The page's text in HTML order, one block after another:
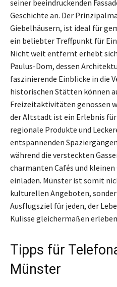
seiner beeindruckenden
Geschichte an. Der
Giebelhäusern, ist ideal für
ein beliebter Treffpunkt für
Nicht weit entfernt erhebt
Paulus-Dom, dessen
faszinierende Einblicke in die
historischen Stätten können
Freizeitaktivitäten genossen
der Altstadt ist ein Erlebnis
regionale Produkte und
entspannenden
während die versteckten
charmanten Cafés und
einladen. Münster ist somit
kulturellen Angeboten,
Ausflugsziel für jeden, der
Kulisse gleichermaßen
Tipps für
Münster